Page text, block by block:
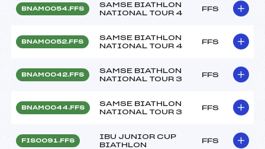
BNAM0054.FFS
SAMSE BIATHLON
NATIONAL TOUR 4
FFS
BNAM0052.FFS
SAMSE BIATHLON
NATIONAL TOUR 4
FFS
BNAM0042.FFS
SAMSE BIATHLON
NATIONAL TOUR 3
FFS
BNAM0044.FFS
SAMSE BIATHLON
NATIONAL TOUR 3
FFS
FIS0091.FFS
IBU JUNIOR CUP
BIATHLON
FFS